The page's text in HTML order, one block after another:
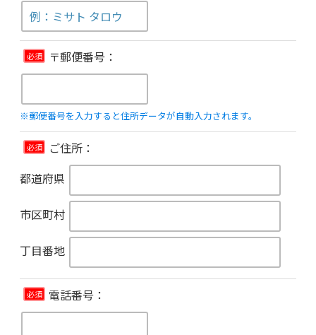
必須 〒郵便番号：
※郵便番号を入力すると住所データが自動入力されます。
必須
ご住所：
都道府県
市区町村
丁目番地
必須 電話番号：